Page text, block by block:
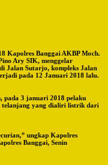
Kapolres Banggai AKBP Moch.
Ary SIK, menggelar
Jalan Sutarjo, kompleks Jalan
pada 12 Januari 2018 lalu.
pada 3 januari 2018 pelaku
telanjang yang dialiri listrik dari
ungkap Kapolres
Banggai, Senin